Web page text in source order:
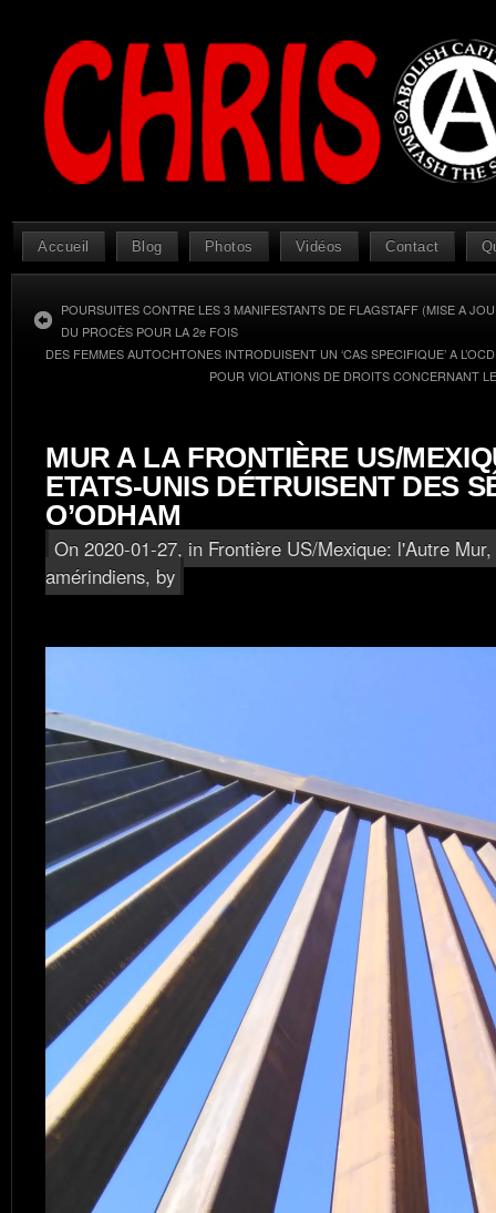
Accueil Blog Photos Vidéos Contact
POURSUITES CONTRE LES 3 MANIFESTANTS DE FLAGSTAFF (MISE A
DU PROCÈS POUR LA 2e FOIS
DES FEMMES AUTOCHTONES INTRODUISENT UN ‘CAS SPECIFIQUE’ A
POUR VIOLATIONS DE DROITS CONCERNANT
MUR A LA FRONTIÈRE US/
ETATS-UNIS DÉTRUISENT DES
O’ODHAM
On 2020-01-27, in Frontière US/Mexique: l'Autre Mur,
amérindiens, by